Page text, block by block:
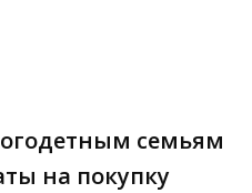
семьям
на покупку